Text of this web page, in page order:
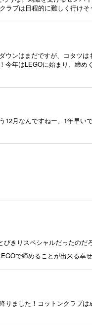
ラブは日程的に難しく行け
ウンはまだですが、コタツ
今年はLEGOに始まり、締
12月なんですねー、1年早
きりスペシャルだったのだ
で締めることが出来る幸
りました！コットンクラブ